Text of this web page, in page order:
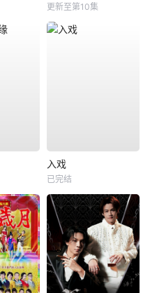
更新至第10集
入戏
已完结